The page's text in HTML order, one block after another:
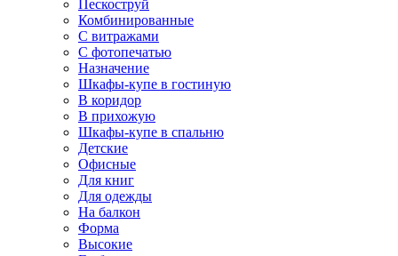
Пескоструй
Комбинированные
С витражами
С фотопечатью
Назначение
Шкафы-купе в гостиную
В коридор
В прихожую
Шкафы-купе в спальню
Детские
Офисные
Для книг
Для одежды
На балкон
Форма
Высокие